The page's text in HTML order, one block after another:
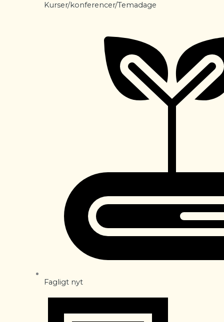
Kurser/konferencer/Temadage
Fagligt nyt